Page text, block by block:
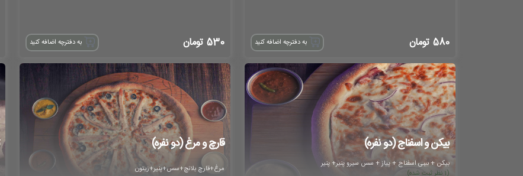
580 تومان به دفترچه اضافه کنید 530 تومان به دفترچه اضافه کنید
بیکن و اسفناج (دو نفره)
بيكن + بيبى اسفناج + پياز + سس سيرو پنير+ پنير
(1 نظر ثبت شده)
قارچ و مرغ (دو نفره)
مرغ+قارچ بلانچ+سس+پنیر+زیتون